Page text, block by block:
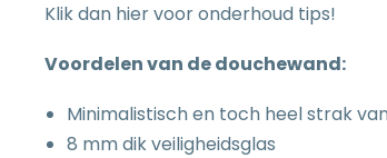
Klik dan hiervoor onderhoud tips!
Voordelen van de douchewand:
Minimalistisch en toch heel strak
8 mm dik veiligheidsglas